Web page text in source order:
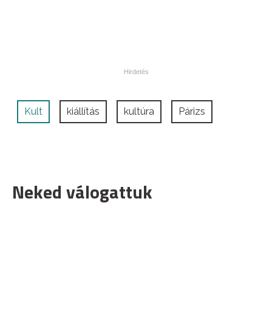
Kult kiállítás kultúra Párizs
Neked válogattuk